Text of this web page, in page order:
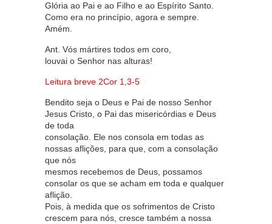
Glória ao Pai e ao Filho e ao Espírito Santo.
Como era no princípio, agora e sempre.
Amém.
Ant. Vós mártires todos em coro,
louvai o Senhor nas alturas!
Leitura breve 2Cor 1,3-5
Bendito seja o Deus e Pai de nosso Senhor
Jesus Cristo, o Pai das misericórdias e Deus
de toda
consolação. Ele nos consola em todas as
nossas aflições, para que, com a consolação
que nós
mesmos recebemos de Deus, possamos
consolar os que se acham em toda e qualquer
aflição.
Pois, à medida que os sofrimentos de Cristo
crescem para nós, cresce também a nossa